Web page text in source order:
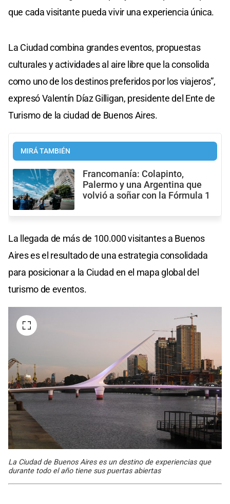
que cada visitante pueda vivir una experiencia única.
La Ciudad combina grandes eventos, propuestas
culturales y actividades al aire libre que la consolida
como uno de los destinos preferidos por los viajeros”,
expresó Valentín Díaz Gilligan, presidente del Ente de
Turismo de la ciudad de Buenos Aires.
MIRÁ TAMBIÉN
Francomanía: Colapinto,
Palermo y una Argentina que
volvió a soñar con la Fórmula 1
La llegada de más de 100.000 visitantes a Buenos
Aires es el resultado de una estrategia consolidada
para posicionar a la Ciudad en el mapa global del
turismo de eventos.
La Ciudad de Buenos Aires es un destino de experiencias que
durante todo el año tiene sus puertas abiertas